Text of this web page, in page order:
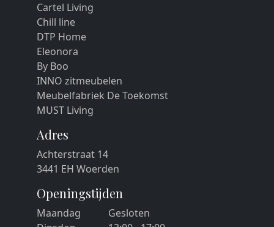
Cartel Living
Chill line
DTP Home
Eleonora
By Boo
INNO zitmeubelen
Meubelfabriek De Toekomst
MUST Living
Adres
Achterstraat 14
3441 EH Woerden
Openingstijden
Maandag
Gesloten